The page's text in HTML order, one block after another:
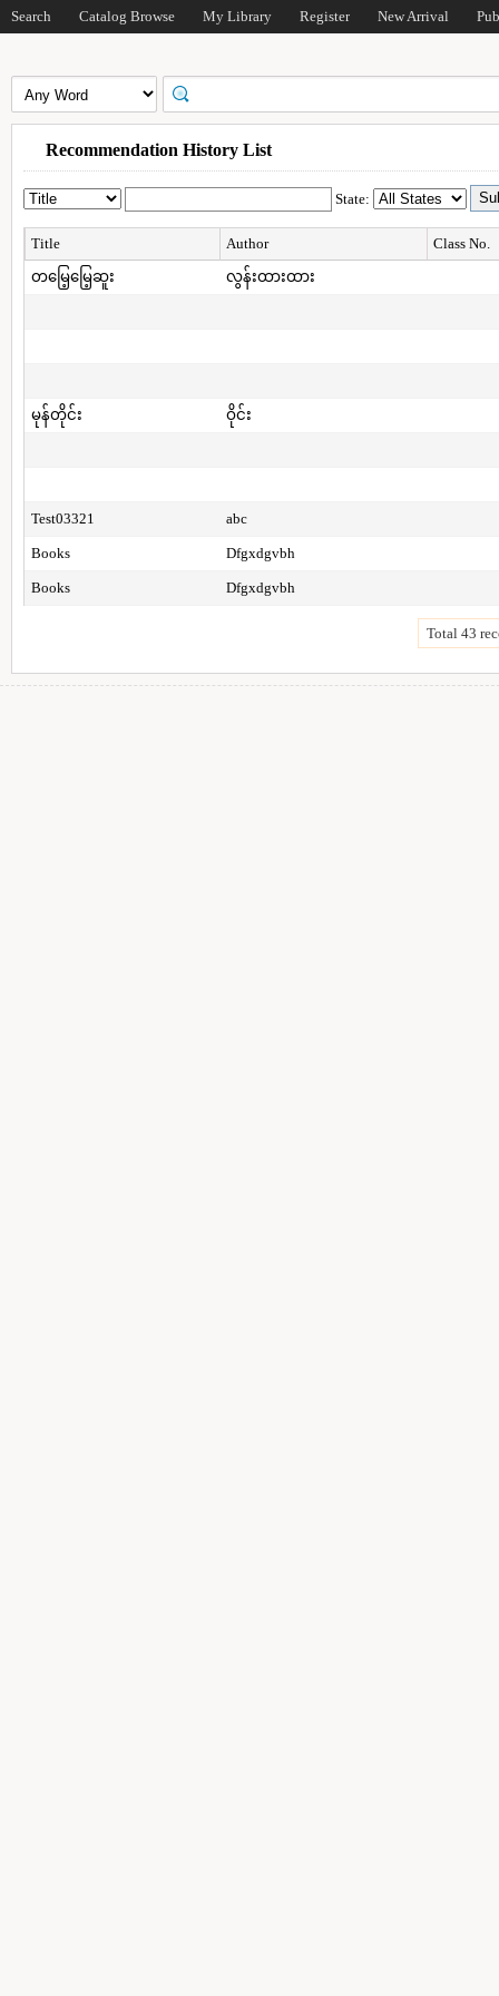
Search Catalog Browse My Library Register New Arrival
Recommendation History List
State:
Title Author
Class No.
တမြေ့မြေ့ဆူး
လွန်းထားထား
မုန်တိုင်း ဝိုင်း
Test03321 abc
Books Dfgxdgvbh
Books Dfgxdgvbh
Total 43